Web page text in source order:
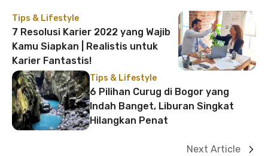
Tips & Lifestyle
7 Resolusi Karier 2022 yang Wajib
Kamu Siapkan | Realistis untuk
Karier Fantastis!
Tips & Lifestyle
6 Pilihan Curug di Bogor yang
Indah Banget, Liburan Singkat
Hilangkan Penat
Next Article